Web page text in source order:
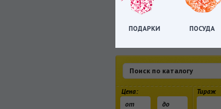
ПОДАРКИ ПОСУДА
Цена: Тираж